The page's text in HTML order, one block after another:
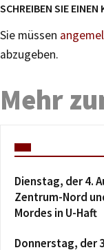
SCHREIBEN SIE EINEN
Sie müssen
abzugeben.
Mehr
Dienstag, der 4.
Zentrum-Nord
Mordes in U-Haft
Donnerstag, der